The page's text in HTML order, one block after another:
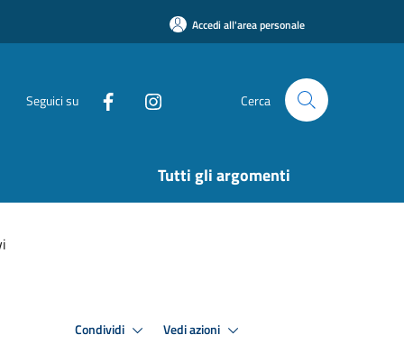
Accedi all'area personale
Seguici su Cerca
Tutti gli argomenti
Condividi Vedi azioni